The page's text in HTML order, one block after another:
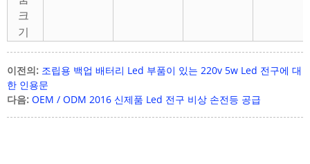
크
기
이전의: 조립용 백업 배터리 Led 부품이 있는 220v 5w Led 전구에 대
한 인용문
다음: OEM / ODM 2016 신제품 Led 전구 비상 손전등 공급